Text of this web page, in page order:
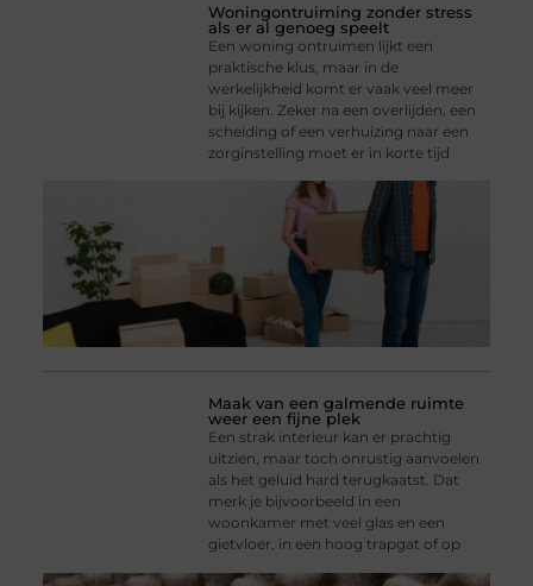
Woningontruiming zonder stress
als er al genoeg speelt
Een woning ontruimen lijkt een
praktische klus, maar in de
werkelijkheid komt er vaak veel meer
bij kijken. Zeker na een overlijden, een
scheiding of een verhuizing naar een
zorginstelling moet er in korte tijd
Maak van een galmende ruimte
weer een fijne plek
Een strak interieur kan er prachtig
uitzien, maar toch onrustig aanvoelen
als het geluid hard terugkaatst. Dat
merk je bijvoorbeeld in een
woonkamer met veel glas en een
gietvloer, in een hoog trapgat of op